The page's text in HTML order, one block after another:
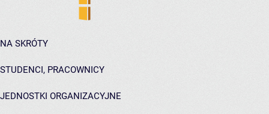
NA SKRÓTY
STUDENCI, PRACOWNICY
JEDNOSTKI ORGANIZACYJNE